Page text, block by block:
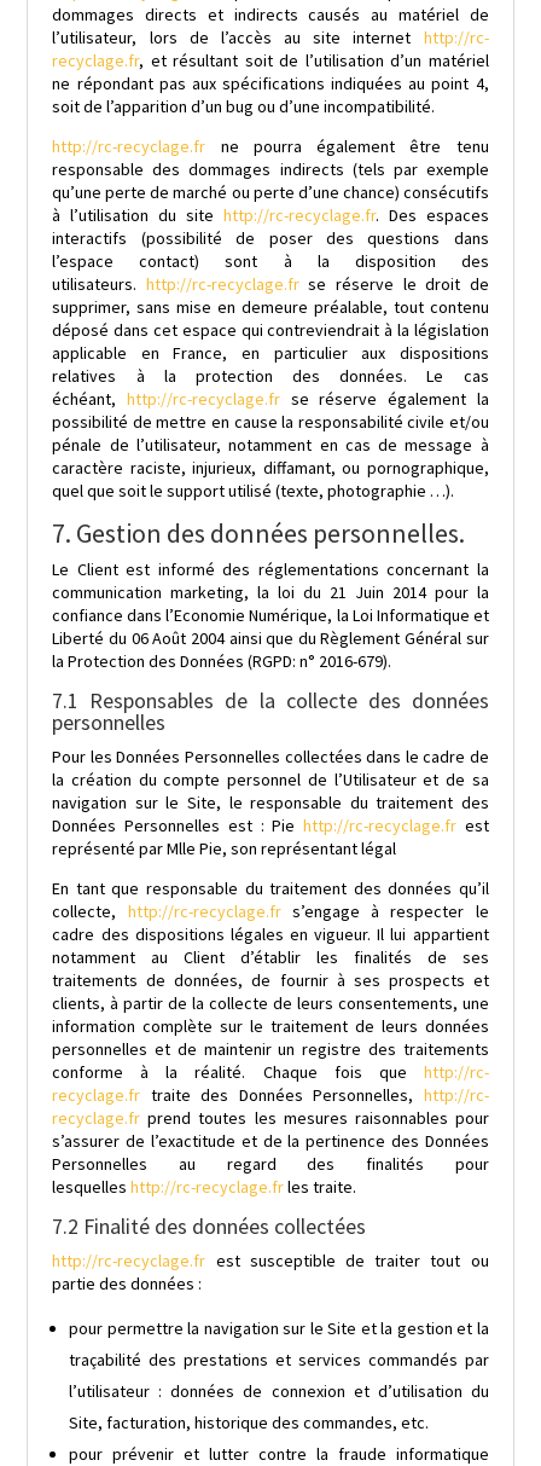
dommages directs et indirects causés au matériel de
l’utilisateur, lors de l’accès au site internet
http://rc-
recyclage.fr, et résultant soit de l’utilisation d’un matériel
ne répondant pas aux spécifications indiquées au point 4,
soit de l’apparition d’un bug ou d’une incompatibilité.
http://rc-recyclage.fr
ne pourra également être tenu
responsable des dommages indirects (tels par exemple
qu’une perte de marché ou perte d’une chance) consécutifs
à l’utilisation du site http://rc-recyclage.fr. Des espaces
interactifs (possibilité de poser des questions dans
l’espace contact) sont à la disposition des
utilisateurs. http://rc-recyclage.fr se réserve le droit de
supprimer, sans mise en demeure préalable, tout contenu
déposé dans cet espace qui contreviendrait à la législation
applicable en France, en particulier aux dispositions
relatives à la protection des données. Le cas
échéant, http://rc-recyclage.fr se réserve également la
possibilité de mettre en cause la responsabilité civile et/ou
pénale de l’utilisateur, notamment en cas de message à
caractère raciste, injurieux, diffamant, ou pornographique,
quel que soit le support utilisé (texte, photographie …).
7. Gestion des données personnelles.
Le Client est informé des réglementations concernant la
communication marketing, la loi du 21 Juin 2014 pour la
confiance dans l’Economie Numérique, la Loi Informatique et
Liberté du 06 Août 2004 ainsi que du Règlement Général sur
la Protection des Données (RGPD: n° 2016-679).
7.1 Responsables de la collecte des données
personnelles
Pour les Données Personnelles collectées dans le cadre de
la création du compte personnel de l’Utilisateur et de sa
navigation sur le Site, le responsable du traitement des
Données Personnelles est : Pie http://rc-recyclage.fr est
représenté par Mlle Pie, son représentant légal
En tant que responsable du traitement des données qu’il
collecte,
http://rc-recyclage.fr s’engage à respecter le
cadre des dispositions légales en vigueur. Il lui appartient
notamment au Client d’établir les finalités de ses
traitements de données, de fournir à ses prospects et
clients, à partir de la collecte de leurs consentements, une
information complète sur le traitement de leurs données
personnelles et de maintenir un registre des traitements
conforme à la réalité. Chaque fois que
http://rc-
recyclage.fr traite des Données Personnelles, http://rc-
recyclage.fr prend toutes les mesures raisonnables pour
s’assurer de l’exactitude et de la pertinence des Données
Personnelles au regard des finalités pour
lesquelles http://rc-recyclage.frles traite.
7.2 Finalité des données collectées
http://rc-recyclage.fr est susceptible de traiter tout ou
partie des données :
pour permettre la navigation sur le Site et la gestion et la
traçabilité des prestations et services commandés par
l’utilisateur : données de connexion et d’utilisation du
Site, facturation, historique des commandes, etc.
pour prévenir et lutter contre la fraude informatique